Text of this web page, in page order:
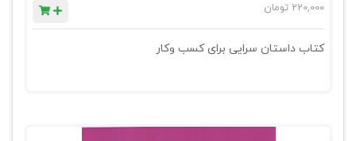
220,000 تومان
کتاب داستان سرایی برای کسب وکار